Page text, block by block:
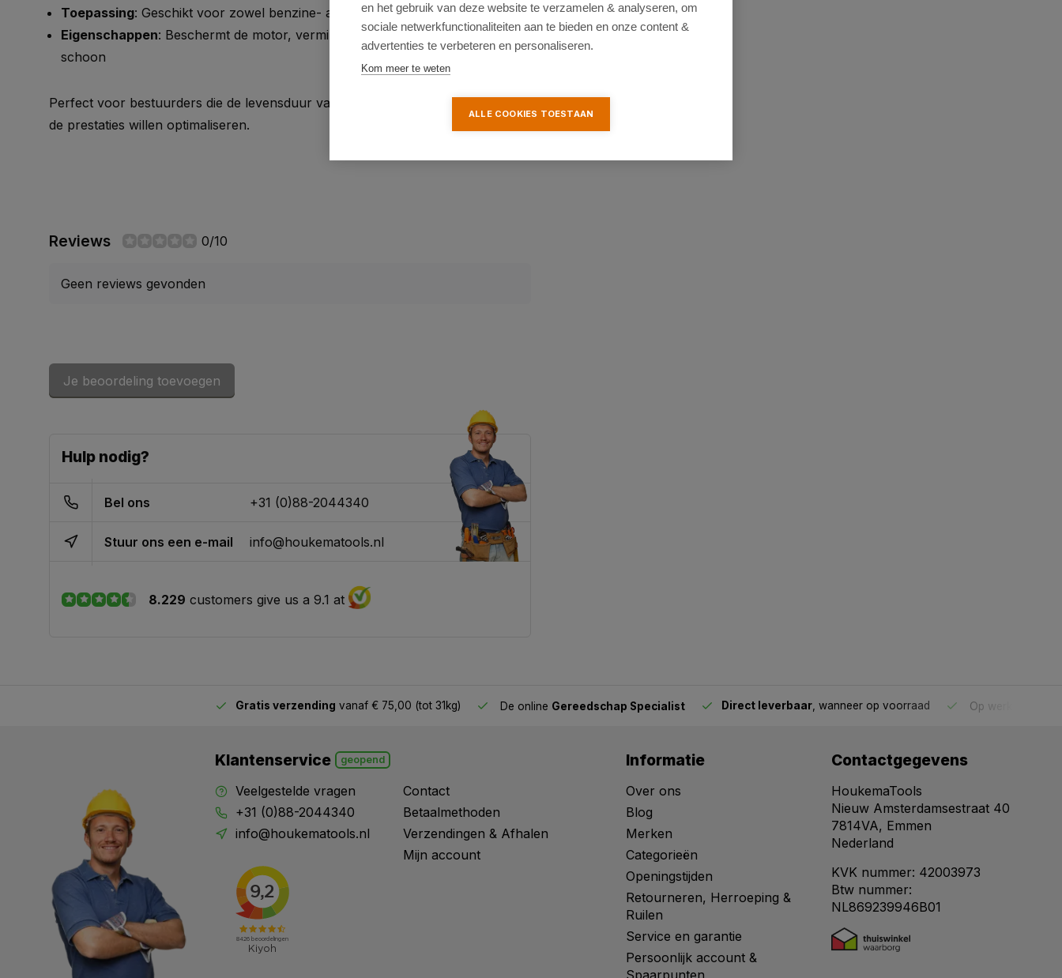
Toepassing: Geschikt voor zowel benzine- als dieselvoertuigen
Eigenschappen: Beschermt de motor, vermindert slijtage en houdt de motor
schoon
Perfect voor bestuurders die de levensduur van hun motor willen verlengen en
de prestaties willen optimaliseren.
Reviews 0/10
Geen reviews gevonden
Je beoordeling toevoegen
Hulp nodig?
Bel ons +31 (0)88-2044340
Stuur ons een e-mail info@houkematools.nl
8.229 customers give us a 9.1 at
Gratis verzending vanaf € 75,00 (tot 31kg) De online Gereedschap Specialist Direct leverbaar , wanneer op voorraad Op werkdagen
Klantenservice geopend
Veelgestelde vragen
+31 (0)88-2044340
info@houkematools.nl
Contact
Betaalmethoden
Verzendingen & Afhalen
Mijn account
Informatie
Over ons
Blog
Merken
Categorieën
Openingstijden
Retourneren, Herroeping &
Ruilen
Service en garantie
Persoonlijk account &
Spaarpunten
Contactgegevens
HoukemaTools
Nieuw Amsterdamsestraat 40
7814VA, Emmen
Nederland
KVK nummer: 42003973
Btw nummer:
NL869239946B01
en het gebruik van deze website te verzamelen & analyseren, om
sociale netwerkfunctionaliteiten aan te bieden en onze content &
advertenties te verbeteren en personaliseren.
Kom meer te weten
ALLE COOKIES TOESTAAN